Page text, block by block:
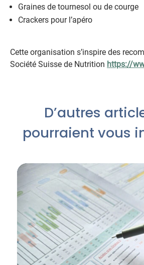
Graines de tournesol ou de courge
Crackers pour l’apéro
Cette organisation s’inspire des
Société Suisse de Nutrition https://
D’autres
pourraient vous